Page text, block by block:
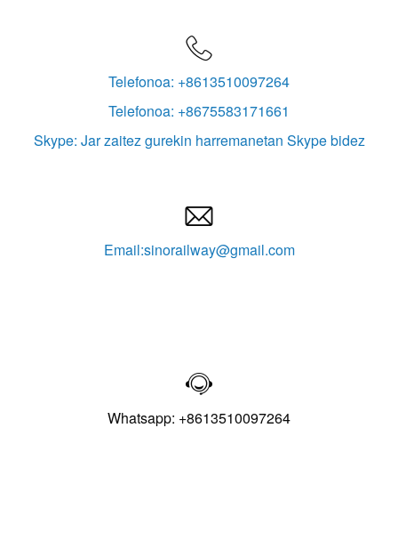

Telefonoa: +8613510097264
Telefonoa: +8675583171661
Skype: Jar zaitez gurekin harremanetan Skype bidez

Email:sinorailway@gmail.com

Whatsapp: +8613510097264